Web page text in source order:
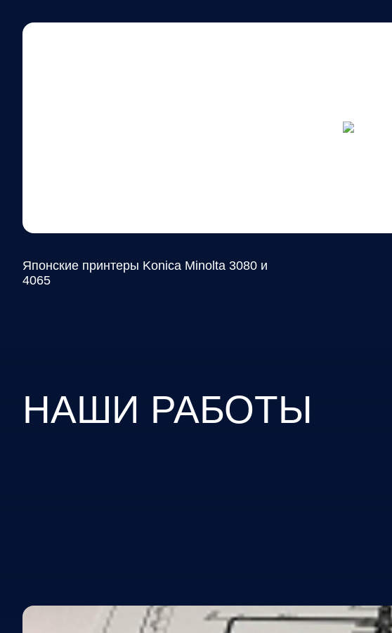
Японские принтеры Konica Minolta 3080 и
4065
НАШИ РАБОТЫ